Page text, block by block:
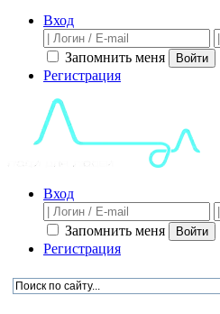
Вход
Запомнить меня Войти
Регистрация
Вход
Запомнить меня Войти
Регистрация